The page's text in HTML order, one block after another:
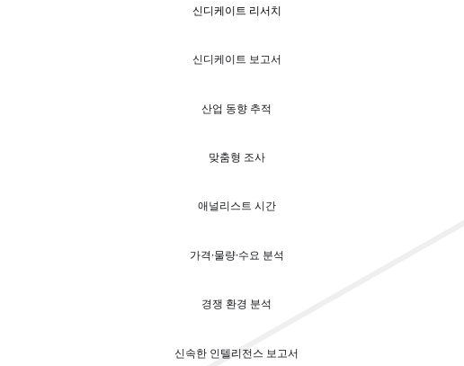
신디케이트 리서치
신디케이트 보고서
산업 동향 추적
맞춤형 조사
애널리스트 시간
가격·물량·수요 분석
경쟁 환경 분석
신속한 인텔리전스 보고서